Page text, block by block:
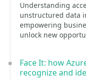
Understanding
unstructured data
empowering
unlock new
Face It: how
recognize and